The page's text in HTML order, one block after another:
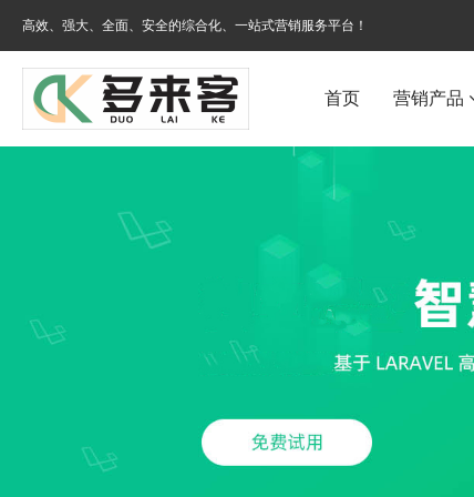
高效、强大、全面、安全的综合化、一站式营销服务平台！
首页 营销产品